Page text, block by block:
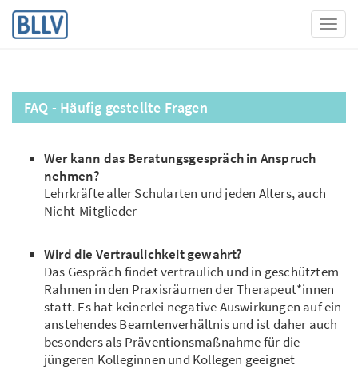
FAQ - Häufig gestellte Fragen
Wer kann das Beratungsgespräch in Anspruch
nehmen?
Lehrkräfte aller Schularten und jeden Alters, auch
Nicht-Mitglieder
Wird die Vertraulichkeit gewahrt?
Das Gespräch findet vertraulich und in geschütztem
Rahmen in den Praxis­räumen der Therapeut*innen
statt. Es hat keinerlei negative Auswirkungen auf ein
anstehendes Beamtenverhältnis und ist daher auch
besonders als Präven­tionsmaßnahme für die
jüngeren Kolleginnen und Kollegen geeignet